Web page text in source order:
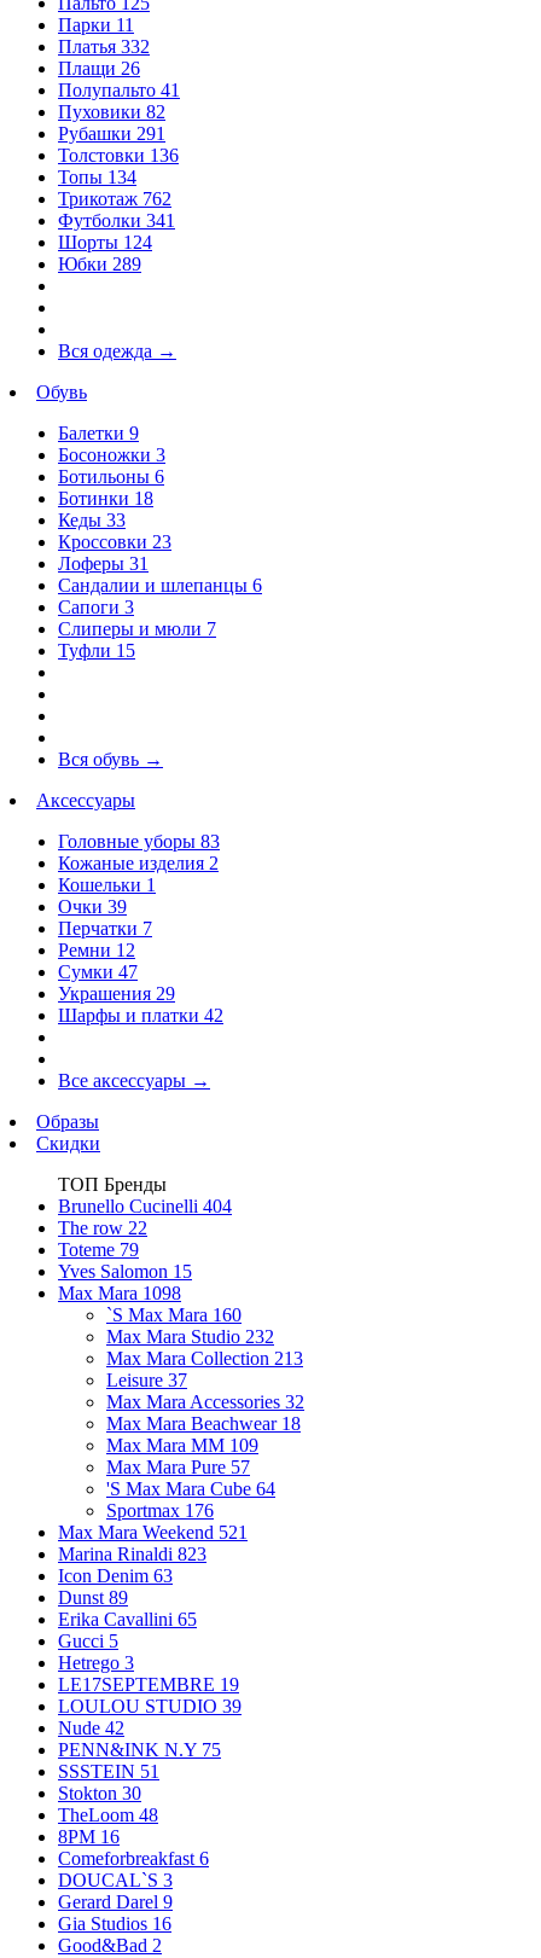
Парки 11
Платья 332
Плащи 26
Полупальто 41
Пуховики 82
Рубашки 291
Толстовки 136
Топы 134
Трикотаж 762
Футболки 341
Шорты 124
Юбки 289
Вся одежда →
Обувь
Балетки 9
Босоножки 3
Ботильоны 6
Ботинки 18
Кеды 33
Кроссовки 23
Лоферы 31
Сандалии и шлепанцы 6
Сапоги 3
Слиперы и мюли 7
Туфли 15
Вся обувь →
Аксессуары
Головные уборы 83
Кожаные изделия 2
Кошельки 1
Очки 39
Перчатки 7
Ремни 12
Сумки 47
Украшения 29
Шарфы и платки 42
Все аксессуары →
Образы
Скидки
ТОП Бренды
Brunello Cucinelli 404
The row 22
Toteme 79
Yves Salomon 15
Max Mara 1098
`S Max Mara 160
Max Mara Studio 232
Max Mara Collection 213
Leisure 37
Max Mara Accessories 32
Max Mara Beachwear 18
Max Mara MM 109
Max Mara Pure 57
'S Max Mara Cube 64
Sportmax 176
Max Mara Weekend 521
Marina Rinaldi 823
Icon Denim 63
Dunst 89
Erika Cavallini 65
Gucci 5
Hetrego 3
LE17SEPTEMBRE 19
LOULOU STUDIO 39
Nude 42
PENN&INK N.Y 75
SSSTEIN 51
Stokton 30
TheLoom 48
8PM 16
Comeforbreakfast 6
DOUCAL`S 3
Gerard Darel 9
Gia Studios 16
Good&Bad 2